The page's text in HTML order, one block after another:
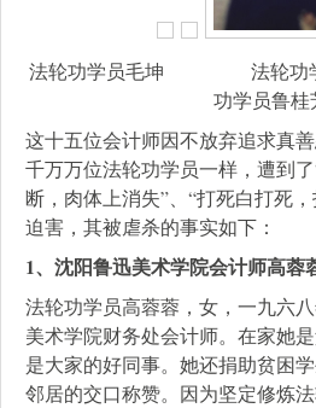
法轮功学员毛坤 法轮
功学员鲁桂
这十五位会计师因不放弃追求真
千万万位法轮功学员一样，遭到
断，肉体上消失”、“打死白打死
迫害，其被虐杀的事实如下：
1、沈阳鲁迅美术学院会计师高蓉
法轮功学员高蓉蓉，女，一九六
美术学院财务处会计师。在家她
是大家的好同事。她还捐助贫困
邻居的交口称赞。因为坚定修炼